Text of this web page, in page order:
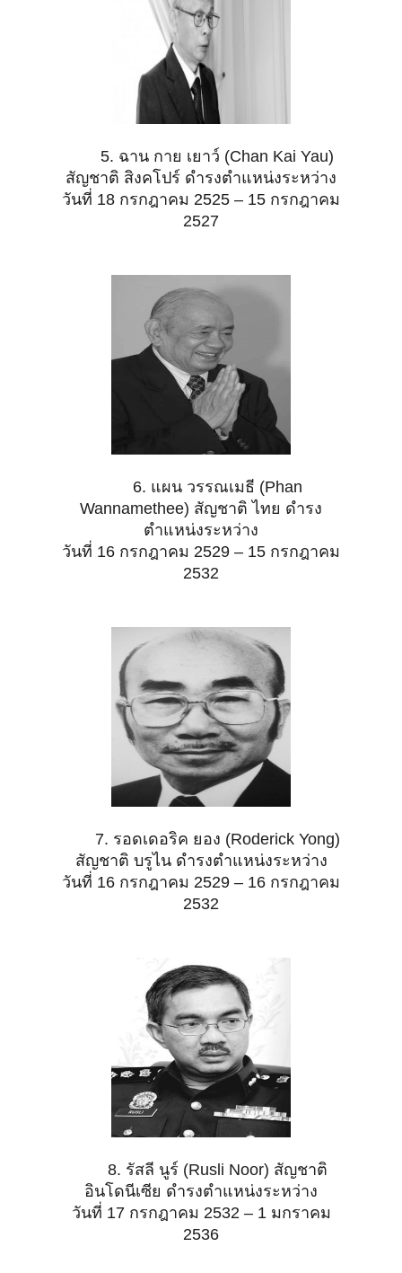
5. ฉาน กาย เยาว์ (Chan Kai Yau)
สัญชาติ สิงคโปร์ ดำรงตำแหน่งระหว่าง
วันที่ 18 กรกฎาคม 2525 – 15 กรกฎาคม
2527
6. แผน วรรณเมธี (Phan
Wannamethee) สัญชาติ ไทย ดำรง
ตำแหน่งระหว่าง
วันที่ 16 กรกฎาคม 2529 – 15 กรกฎาคม
2532
7. รอดเดอริค ยอง (Roderick Yong)
สัญชาติ บรูไน ดำรงตำแหน่งระหว่าง
วันที่ 16 กรกฎาคม 2529 – 16 กรกฎาคม
2532
8. รัสลี นูร์ (Rusli Noor) สัญชาติ
อินโดนีเซีย ดำรงตำแหน่งระหว่าง
วันที่ 17 กรกฎาคม 2532 – 1 มกราคม
2536